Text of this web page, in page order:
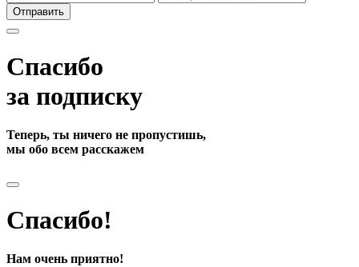
Отправить
Спасибо
за подписку
Теперь, ты ничего не пропустишь,
мы обо всем расскажем
Спасибо!
Нам очень приятно!